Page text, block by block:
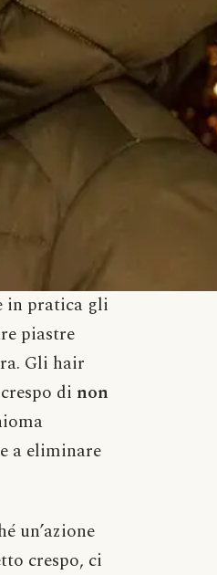
in pratica gli
piastre
Gli hair
di non
a eliminare
un’azione
crespo, ci